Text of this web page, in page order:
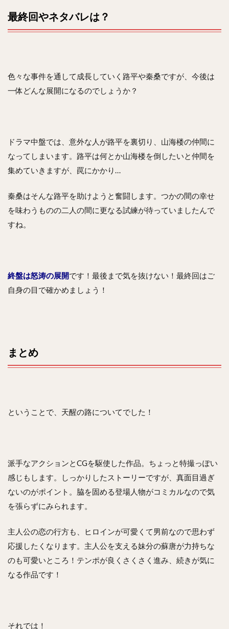
最終回やネタバレは？
色々な事件を通して成長していく路平や秦桑ですが、今後は
一体どんな展開になるのでしょうか？
ドラマ中盤では、意外な人が路平を裏切り、山海楼の仲間に
なってしまいます。路平は何とか山海楼を倒したいと仲間を
集めていきますが、罠にかかり…
秦桑はそんな路平を助けようと奮闘します。つかの間の幸せ
を味わうものの二人の間に更なる試練が待っていましたんで
すね。
終盤は怒涛の展開です！最後まで気を抜けない！最終回はご
自身の目で確かめましょう！
まとめ
ということで、天醒の路についてでした！
派手なアクションとCGを駆使した作品。ちょっと特撮っぽい
感じもします。しっかりしたストーリーですが、真面目過ぎ
ないのがポイント。脇を固める登場人物がコミカルなので気
を張らずにみられます。
主人公の恋の行方も、ヒロインが可愛くて男前なので思わず
応援したくなります。主人公を支える妹分の蘇唐が力持ちな
のも可愛いところ！テンポが良くさくさく進み、続きが気に
なる作品です！
それでは！